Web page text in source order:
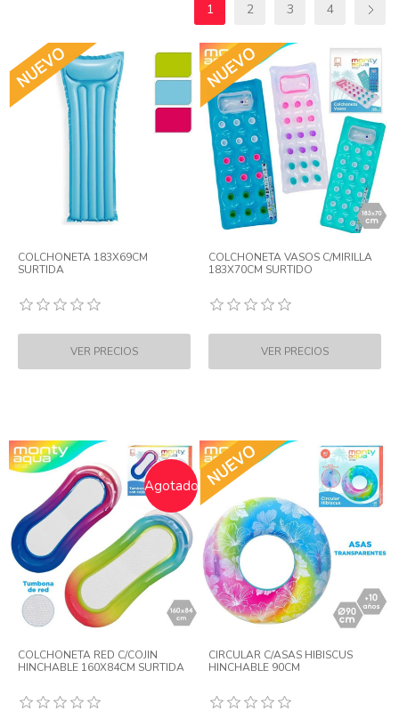
1 2 3 4
COLCHONETA 183X69CM
SURTIDA
COLCHONETA VASOS C/MIRILLA
183X70CM SURTIDO
Agotado
COLCHONETA RED C/COJIN
HINCHABLE 160X84CM SURTIDA
CIRCULAR C/ASAS HIBISCUS
HINCHABLE 90CM